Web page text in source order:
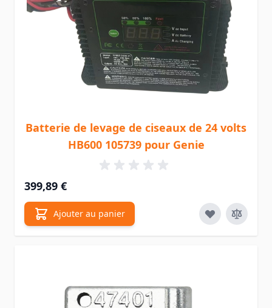
Batterie de levage de ciseaux de 24 volts
HB600 105739 pour Genie
399,89 €
Ajouter au panier